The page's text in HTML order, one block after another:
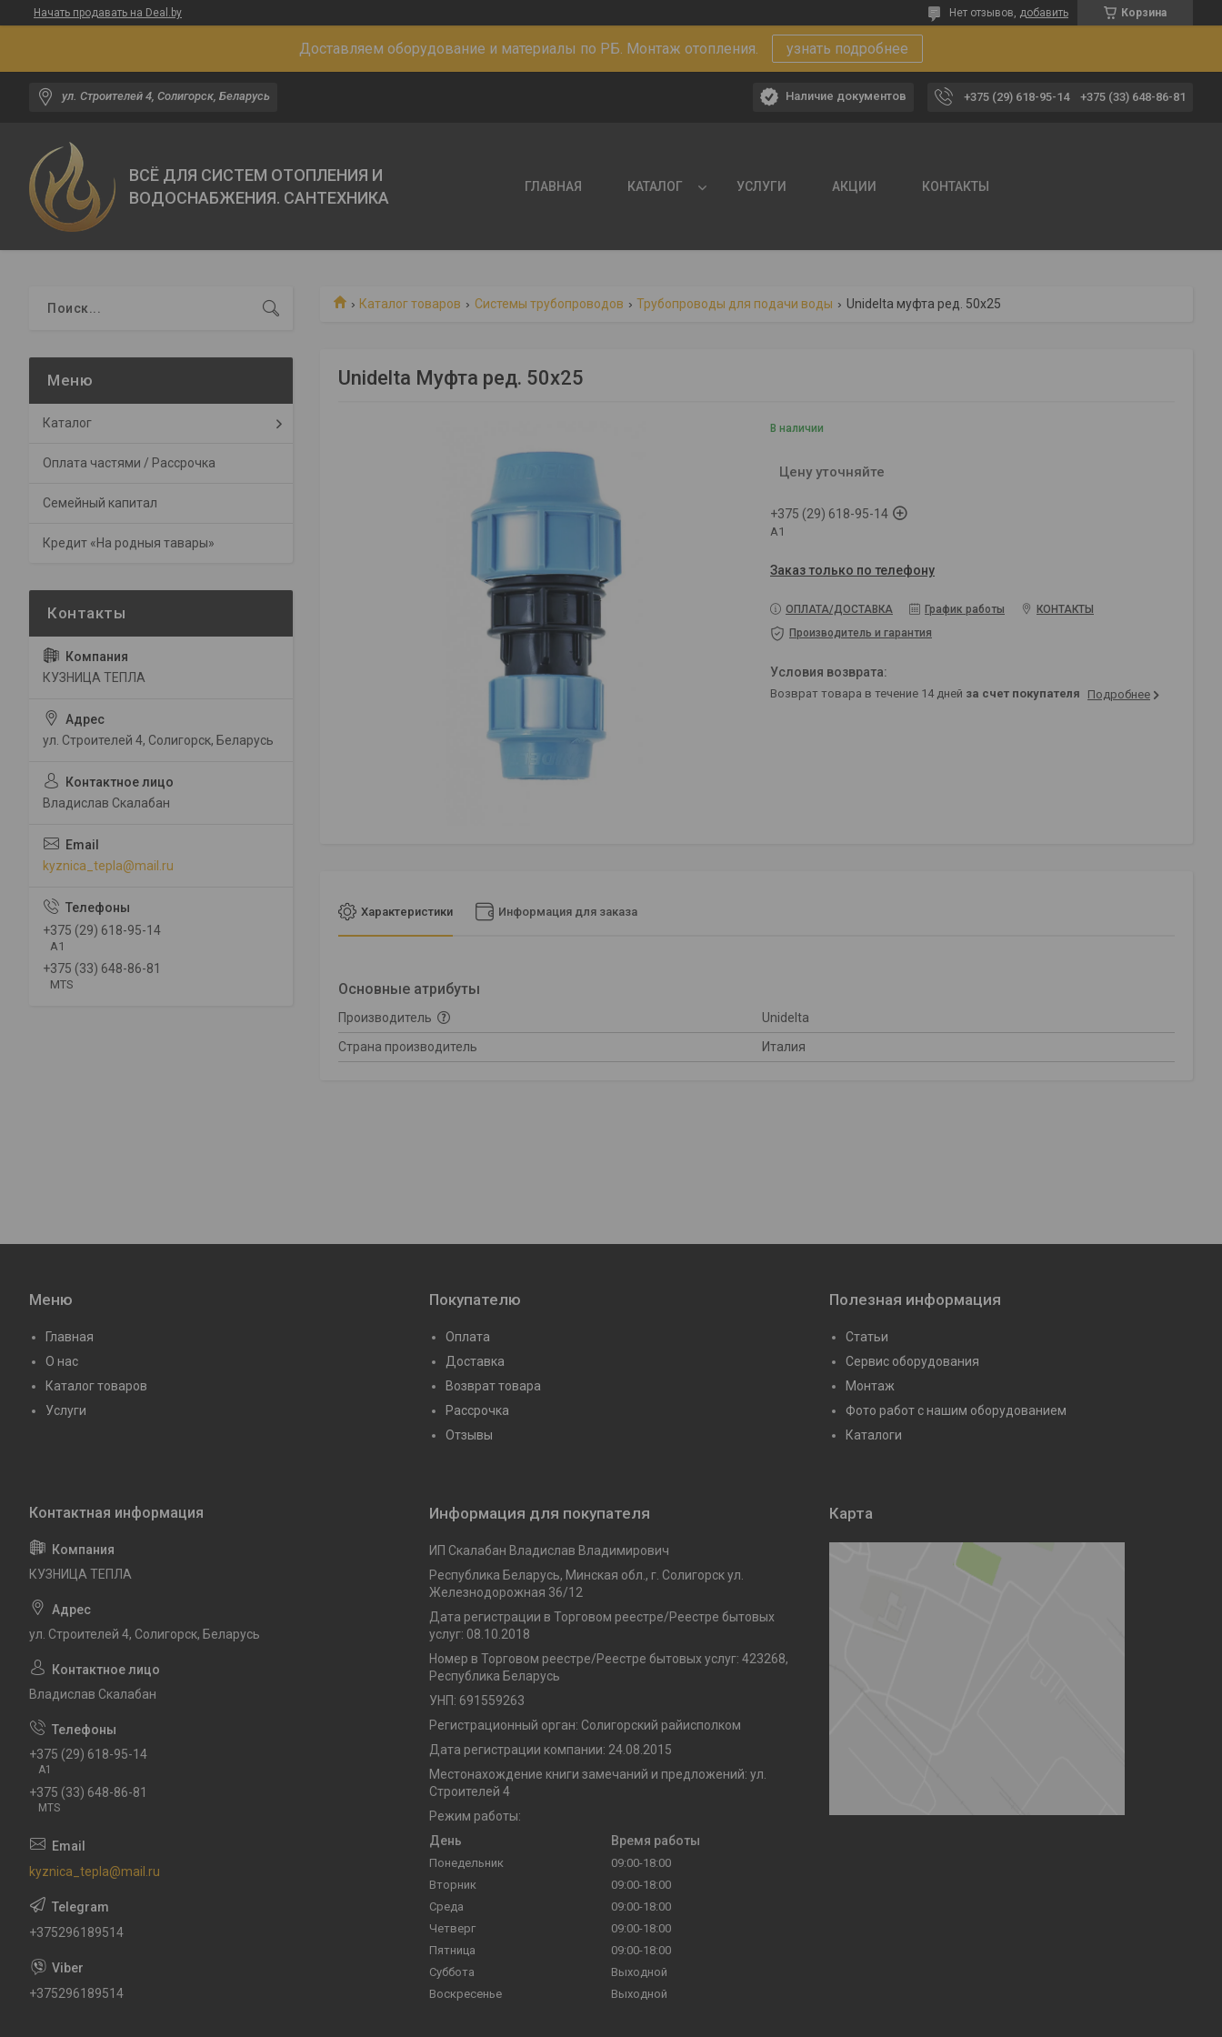
Начать продавать на Deal.by Корзина
Нет отзывов, добавить
Доставляем оборудование и материалы по РБ. Монтаж отопления. узнать подробнее
ул. Строителей 4, Солигорск, Беларусь Наличие документов +375 (29) 618-95-14 +375 (33) 648-86-81
ВСЁ ДЛЯ СИСТЕМ ОТОПЛЕНИЯ И
ВОДОСНАБЖЕНИЯ. САНТЕХНИКА
ГЛАВНАЯ КАТАЛОГ УСЛУГИ АКЦИИ КОНТАКТЫ
Каталог товаров Системы трубопроводов Трубопроводы для подачи воды Unidelta муфта ред. 50х25
Unidelta Муфта ред. 50х25
В наличии
Цену уточняйте
+375 (29) 618-95-14
A1
Заказ только по телефону
ОПЛАТА/ДОСТАВКА График работы
КОНТАКТЫ
Производитель и гарантия
возврат товара в течение 14 дней за счет покупателя Подробнее
Характеристики Информация для заказа
Основные атрибуты
Производитель
Unidelta
Страна производитель
Италия
Каталог
Оплата частями / Рассрочка
Семейный капитал
Кредит «На родныя тавары»
КУЗНИЦА ТЕПЛА
ул. Строителей 4, Солигорск, Беларусь
Владислав Скалабан
kyznica_tepla@mail.ru
+375 (29) 618-95-14
A1
+375 (33) 648-86-81
MTS
Меню
Главная
О нас
Каталог товаров
Услуги
Покупателю
Оплата
Доставка
Возврат товара
Рассрочка
Отзывы
Полезная информация
Статьи
Сервис оборудования
Монтаж
Фото работ с нашим оборудованием
Каталоги
КУЗНИЦА ТЕПЛА
ул. Строителей 4, Солигорск, Беларусь
Владислав Скалабан
+375 (29) 618-95-14
A1
+375 (33) 648-86-81
MTS
kyznica_tepla@mail.ru
+375296189514
+375296189514
Информация для покупателя
ИП Скалабан Владислав Владимирович
Республика Беларусь, Минская обл., г. Солигорск ул.
Железнодорожная 36/12
Дата регистрации в Торговом реестре/Реестре бытовых
услуг: 08.10.2018
Номер в Торговом реестре/Реестре бытовых услуг: 423268,
Республика Беларусь
УНП: 691559263
Регистрационный орган: Солигорский райисполком
Дата регистрации компании: 24.08.2015
Местонахождение книги замечаний и предложений: ул.
Строителей 4
Режим работы:
День
Время работы
Понедельник
09:00-18:00
Вторник
09:00-18:00
Среда
09:00-18:00
Четверг
09:00-18:00
Пятница
09:00-18:00
Суббота
Выходной
Воскресенье
Выходной
Карта